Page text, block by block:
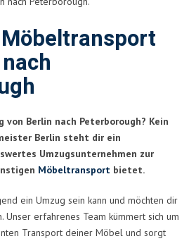
von Berlin nach Peterborough? Kein
Berlin steht dir ein
Umzugsunternehmen zur
Möbeltransport bietet.
ein Umzug sein kann und möchten dir
Unser erfahrenes Team kümmert sich um
Transport deiner Möbel und sorgt